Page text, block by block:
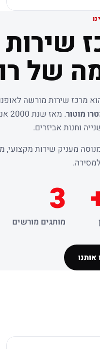
של
מרכז שירות מורשה
מוטור
.
וחנות אביזרים.
מעניק שירות
3
מותגים מורשים
אותנו